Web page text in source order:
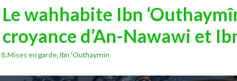
Le wahhabite Ibn
croyance d’An-Nawawi et
8.Mises en garde, Ibn 'Outhaymin